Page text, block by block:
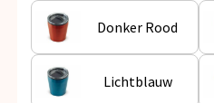
Snoepgoed
Spellen voor binnen en buiten
Veiligheid, Auto en Fiets
Donker Rood
Lichtblauw